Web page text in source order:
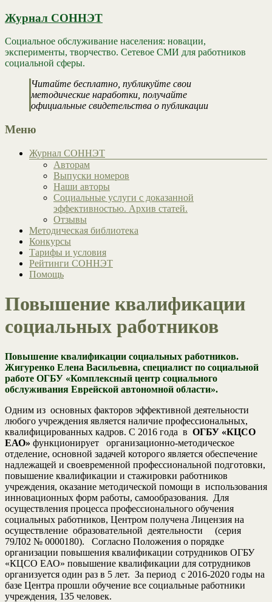
Журнал СОННЭТ
Социальное обслуживание населения: новации,
эксперименты, творчество. Сетевое СМИ для работников
социальной сферы.
Читайте бесплатно, публикуйте свои
методические наработки, получайте
официальные свидетельства о публикации
Меню
Журнал СОННЭТ
Авторам
Выпуски номеров
Наши авторы
Социальные услуги с доказанной
эффективностью. Архив статей.
Отзывы
Методическая библиотека
Конкурсы
Тарифы и условия
Рейтинги СОННЭТ
Помощь
Повышение квалификации
социальных работников
Повышение квалификации социальных работников.
Жигуренко Елена Васильевна, специалист по социальной
работе ОГБУ «Комплексный центр социального
обслуживания Еврейской автономной области».
Одним из основных факторов эффективной деятельности
любого учреждения является наличие профессиональных,
квалифицированных кадров. С 2016 года в ОГБУ «КЦСО
ЕАО» функционирует организационно-методическое
отделение, основной задачей которого является обеспечение
надлежащей и своевременной профессиональной подготовки,
повышение квалификации и стажировки работников
учреждения, оказание методической помощи в использования
инновационных форм работы, самообразования. Для
осуществления процесса профессионального обучения
социальных работников, Центром получена Лицензия на
осуществление образовательной деятельности (серия
79Л02 № 0000180). Согласно Положения о порядке
организации повышения квалификации сотрудников ОГБУ
«КЦСО ЕАО» повышение квалификации для сотрудников
организуется один раз в 5 лет. За период с 2016-2020 годы на
базе Центра прошли обучение все социальные работники
учреждения, 135 человек.